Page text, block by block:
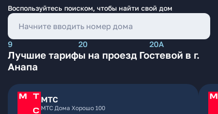
Воспользуйтесь поиском, чтобы найти свой дом
9 20 20А
Лучшие тарифы на проезд Гостевой в г.
Анапа
МТС
МТС Дома Хорошо 100